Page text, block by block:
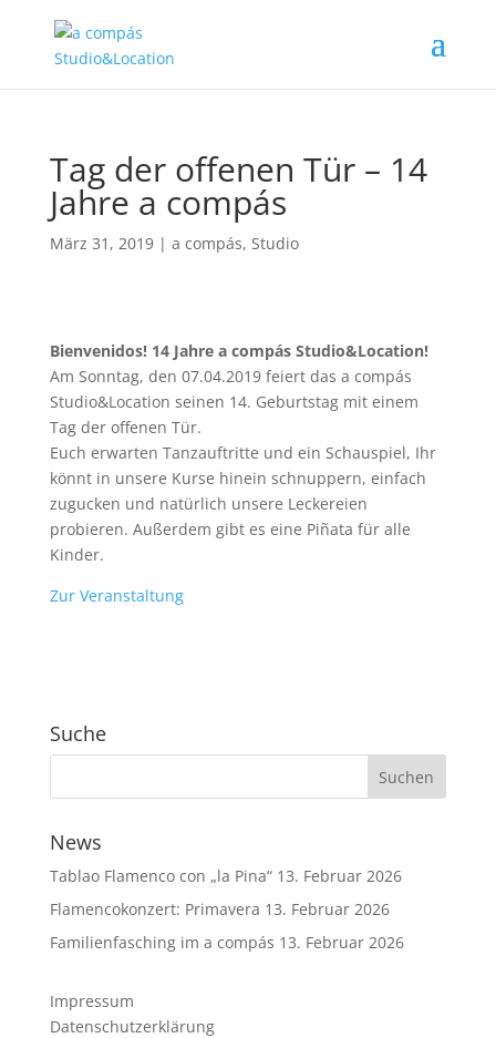
Tag der offenen Tür – 14
Jahre a compás
März 31, 2019| a compás, Studio
Bienvenidos! 14 Jahre a compás Studio&Location!
Am Sonntag, den 07.04.2019 feiert das a compás
Studio&Location seinen 14. Geburtstag mit einem
Tag der offenen Tür.
Euch erwarten Tanzauftritte und ein Schauspiel, Ihr
könnt in unsere Kurse hinein schnuppern, einfach
zugucken und natürlich unsere Leckereien
probieren. Außerdem gibt es eine Piñata für alle
Kinder.
Zur Veranstaltung
Suche
News
Tablao Flamenco con „la Pina“ 13. Februar 2026
Flamencokonzert: Primavera 13. Februar 2026
Familienfasching im a compás 13. Februar 2026
Impressum
Datenschutzerklärung